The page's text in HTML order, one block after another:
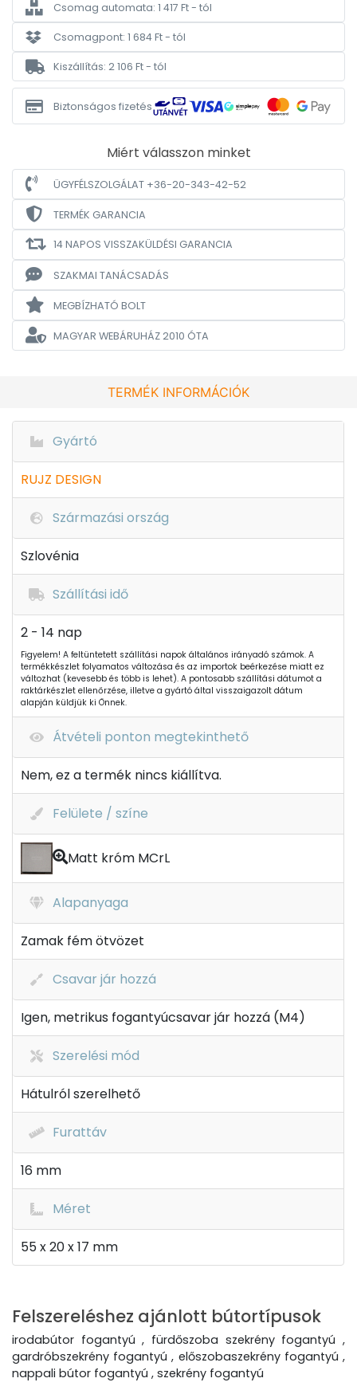
Csomag automata: 1 417 Ft - tól
Csomagpont: 1 684 Ft - tól
Kiszállítás: 2 106 Ft - tól
Biztonságos fizetés
Miért válasszon minket
ÜGYFÉLSZOLGÁLAT +36-20-343-42-52
TERMÉK GARANCIA
14 NAPOS VISSZAKÜLDÉSI GARANCIA
SZAKMAI TANÁCSADÁS
MEGBÍZHATÓ BOLT
MAGYAR WEBÁRUHÁZ2010 ÓTA
TERMÉK INFORMÁCIÓK
Gyártó
RUJZ DESIGN
Származási ország
Szlovénia
Szállítási idő
2 - 14 nap
Figyelem! A feltüntetett szállítási napok általános irányadó számok. A
termékkészlet folyamatos változása és az importok beérkezése miatt ez
változhat (kevesebb és több is lehet). A pontosabb szállítási dátumot a
raktárkészlet ellenőrzése, illetve a gyártó által visszaigazolt dátum
alapján küldjük ki Önnek.
Átvételi ponton megtekinthető
Nem, ez a termék nincs kiállítva.
Felülete / színe
Matt króm MCrL
Alapanyaga
Zamak fém ötvözet
Csavar jár hozzá
Igen, metrikus fogantyúcsavar jár hozzá (M4)
Szerelési mód
Hátulról szerelhető
Furattáv
16 mm
Méret
55 x 20 x 17 mm
Felszereléshez ajánlott bútortípusok
irodabútor fogantyú , fürdőszoba szekrény fogantyú ,
gardróbszekrény fogantyú , előszobaszekrény fogantyú ,
nappali bútor fogantyú , szekrény fogantyú